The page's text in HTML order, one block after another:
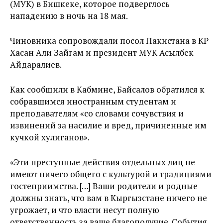
(МУК) в Бишкеке, которое подверглось
нападению в ночь на 18 мая.
Чиновника сопровождали посол Пакистана в КР
Хасан Али Зайгам и президент МУК Асылбек
Айдаралиев.
Как сообщили в Кабмине, Байсалов обратился к
собравшимся иностранным студентам и
преподавателям «со словами сочувствия и
извинений за насилие и вред, причиненные им
кучкой хулиганов».
«Эти преступные действия отдельных лиц не
имеют ничего общего с культурой и традициями
гостеприимства. […] Ваши родители и родные
должны знать, что вам в Кыргызстане ничего не
угрожает, и что власти несут полную